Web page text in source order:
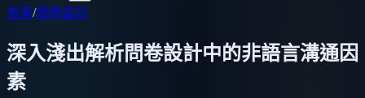
首頁/問卷設計
深入淺出解析問卷設計中的非語言溝通因
素